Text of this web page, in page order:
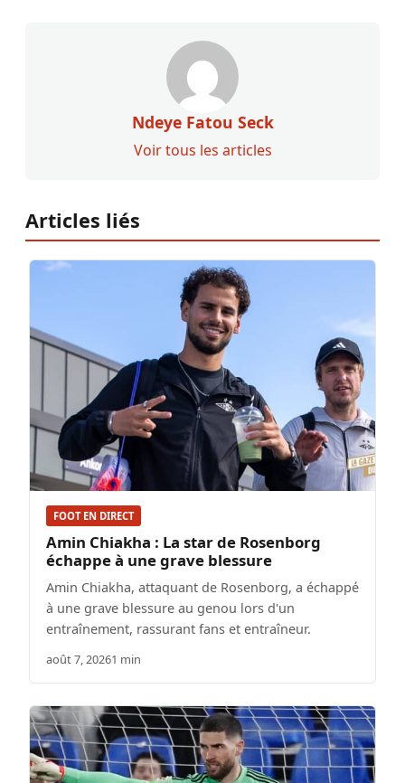
Ndeye Fatou Seck
Voir tous les articles
Articles liés
FOOT EN DIRECT
Amin Chiakha : La star de Rosenborg
échappe à une grave blessure
Amin Chiakha, attaquant de Rosenborg, a échappé
à une grave blessure au genou lors d'un
entraînement, rassurant fans et entraîneur.
août 7, 20261 min